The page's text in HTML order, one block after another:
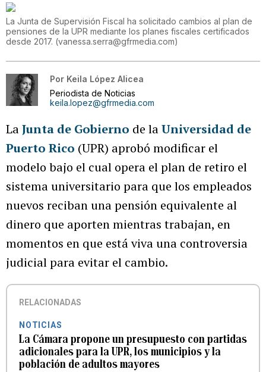
La Junta de Supervisión Fiscal ha solicitado cambios al plan de
pensiones de la UPR mediante los planes fiscales certificados
desde 2017. (vanessa.serra@gfrmedia.com)
Por Keila López Alicea
Periodista de Noticias
keila.lopez@gfrmedia.com
LaJunta de Gobierno de laUniversidad de
Puerto Rico (UPR) aprobó modificar el
modelo bajo el cual opera el plan de retiro el
sistema universitario para que los empleados
nuevos reciban una pensión equivalente al
dinero que aporten mientras trabajan, en
momentos en que está viva una controversia
judicial para evitar el cambio.
RELACIONADAS
NOTICIAS
La Cámara propone un presupuesto con partidas
adicionales para la UPR, los municipios y la
población de adultos mayores